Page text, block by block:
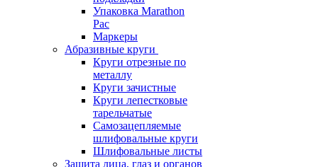
Упаковка Marathon
Pac
Маркеры
Абразивные круги
Круги отрезные по
металлу
Круги зачистные
Круги лепестковые
тарельчатые
Самозацепляемые
шлифовальные круги
Шлифовальные листы
Защита лица, глаз и органов